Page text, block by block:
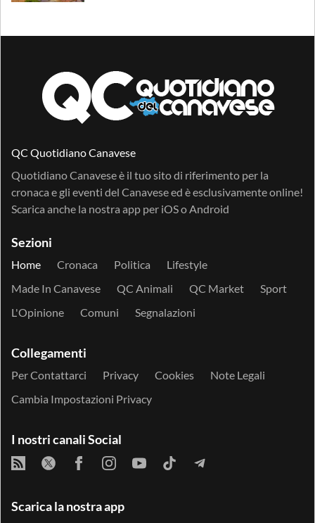
QC Quotidiano Canavese
Quotidiano Canavese è il tuo sito di riferimento per la
cronaca e gli eventi del Canavese ed è esclusivamente online!
Scarica anche la nostra app per iOSo Android
Sezioni
Home Cronaca Politica
Lifestyle
Made In Canavese
QC Animali QC Market
Sport
L'Opinione
Comuni Segnalazioni
Collegamenti
Per Contattarci Privacy Cookies
Note Legali
Cambia Impostazioni Privacy
I nostri canali Social
Scarica la nostra app